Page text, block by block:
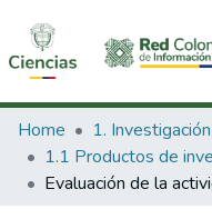
Communities &
All of DSpace
Home